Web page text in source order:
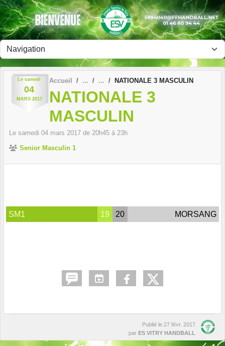
Le samedi
04
MARS 2017
Accueil NATIONALE 3 MASCULIN
NATIONALE 3
MASCULIN
Le samedi 04 mars 2017 de 20h45 à 23h
Senior Masculin 1
SM1 19 20 MORSANG
Publié le 27 févr. 2017
par ES VITRY HANDBALL
Panneau de gestion des cookies